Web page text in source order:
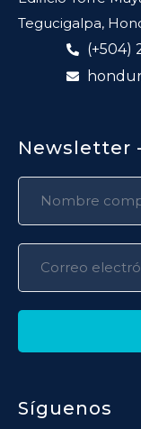
Tegucigalpa,
(+504)
Newsletter
Síguenos